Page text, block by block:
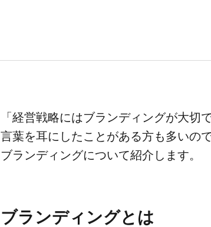
「経営戦略には​ブランディングが​大切
言葉を​耳に​したことがある​方も​多いの
ブランディングに​ついて​紹介します。
ブランディングとは